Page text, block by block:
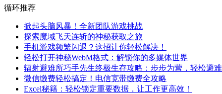
循环推荐
掀起头脑风暴！全新团队游戏挑战
探索魔域飞天连斩的神秘获取之旅
手机游戏频繁闪退？这招让你轻松解决！
轻松打开神秘WebM格式：解锁你的多媒体世界
辐射避难所巧手先生终极生存攻略：步步为营，轻松避难
微信缴费轻松搞定！电信宽带缴费全攻略
Excel秘籍：轻松锁定重要数据，让工作更高效！